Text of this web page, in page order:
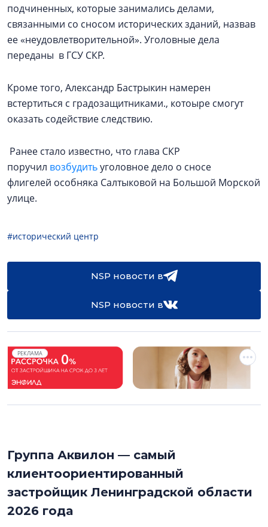
подчиненных, которые занимались делами,
связанными со сносом исторических зданий, назвав
ее «неудовлетворительной». Уголовные дела
переданы в ГСУ СКР.
Кроме того, Александр Бастрыкин намерен
встертиться с градозащитниками., котоыре смогут
оказать содействие следствию.
Ранее стало известно, что глава СКР
поручил возбудитьуголовное дело о сносе
флигелей особняка Салтыковой на Большой Морской
улице.
#исторический центр
NSP новости в
NSP новости в
РЕКЛАМА
Группа Аквилон — самый
клиентоориентированный
застройщик Ленинградской области
2026 года